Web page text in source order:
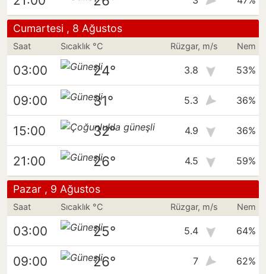
Cumartesi , 8 Ağustos
Saat Sıcaklık °C Rüzgar, m/s Nem
03:00 24° 3.8 53%
09:00 31° 5.3 36%
15:00 32° 4.9 36%
21:00 26° 4.5 59%
Pazar , 9 Ağustos
Saat Sıcaklık °C Rüzgar, m/s Nem
03:00 25° 5.4 64%
09:00 26° 7 62%